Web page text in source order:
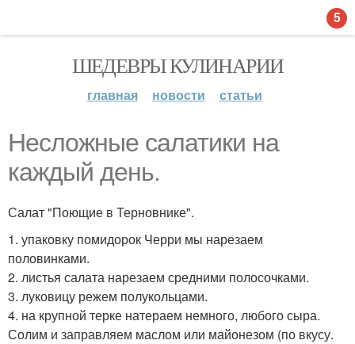
ШЕДЕВРЫ КУЛИНАРИИ
главная новости статьи
Несложные салатики на
каждый день.
Салат "Поющие в Терновнике".
1. упаковку помидорок Черри мы нарезаем
половинками.
2. листья салата нарезаем средними полосочками.
3. луковицу режем полукольцами.
4. на крупной терке натераем немного, любого сыра.
Солим и заправляем маслом или майонезом (по вкусу.
5